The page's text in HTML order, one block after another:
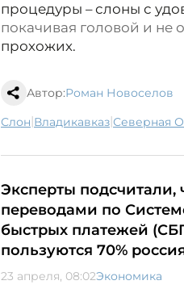
процедуры – слоны с
покачивая головой и не
прохожих.
Автор:Роман Новоселов
слон| Владикавказ| Северная
Эксперты подсчитали,
переводами по
быстрых платежей
пользуются 70%
23 апреля, 08:02Экономика